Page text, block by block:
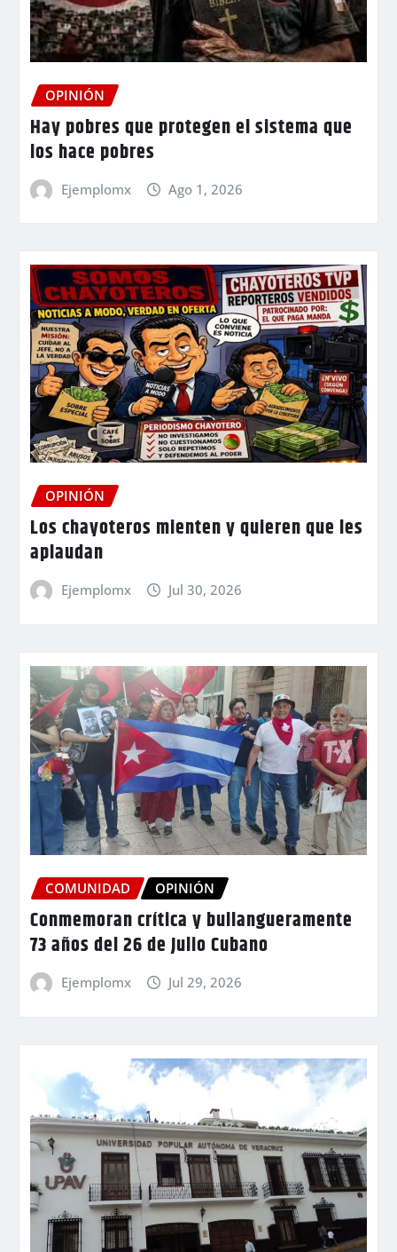
OPINIÓN
Hay pobres que protegen el sistema que
los hace pobres
Ejemplomx Ago 1, 2026
OPINIÓN
Los chayoteros mienten y quieren que les
aplaudan
Ejemplomx Jul 30, 2026
COMUNIDAD OPINIÓN
Conmemoran crítica y bullangueramente
73 años del 26 de Julio Cubano
Ejemplomx Jul 29, 2026